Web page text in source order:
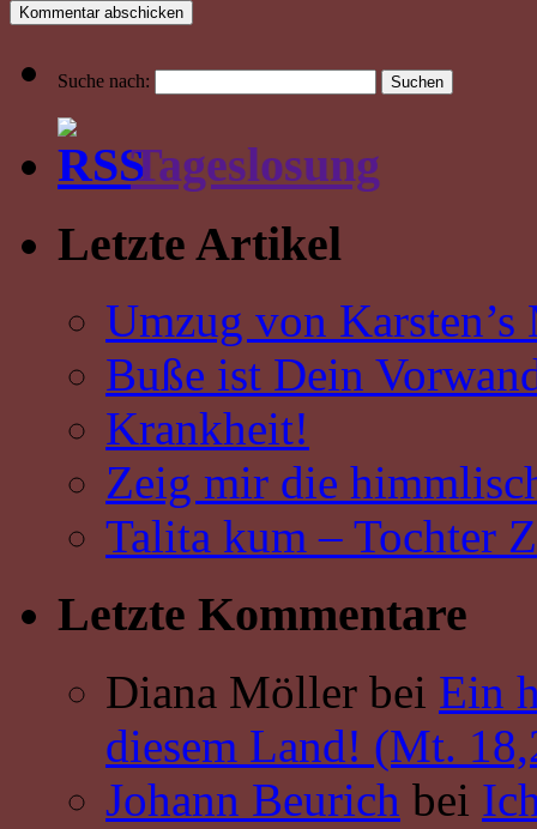
Suche nach:
Tageslosung
Letzte Artikel
Umzug von
Buße ist Dein
Krankheit!
Zeig mir die
Talita kum – Tochter
Letzte Kommentare
Diana Möller bei Ein
diesem Land! (Mt.
Johann Beurich bei